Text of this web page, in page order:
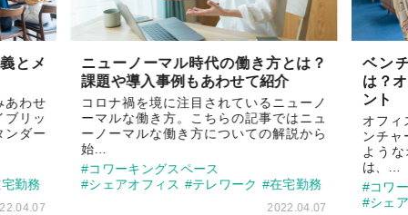
とメ
あわせ
ブリッ
ンダー
勤務
ニューノーマル時代の働き方とは？
課題や導入事例もあわせて紹介
コロナ禍を境に注目されているニューノ
ーマルな働き方。こちらの記事ではニュ
ーノーマルな働き方についての解説から
始…
#コワーキングスペース
#シェアオフィス #テレワーク #在宅勤務
2022.04.07
ベン
は？
ント
オフィ
ンチャ
よう
は、…
#コワ
#シェ